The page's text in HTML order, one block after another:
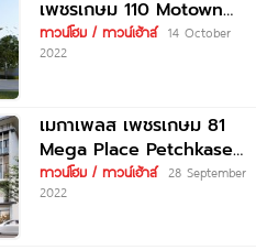
เพชรเกษม 110 Motown
Lite Petchkasem 110 ราคา
เริ่ม 2.59
ทาวน์โฮม / ทาวน์เฮ้าส์ 14 October
2022
เมกาเพลส เพชรเกษม 81
Mega Place Petchkasem
81 ราคาเริ่มต้น 4.99 ล้าน
บาท*
ทาวน์โฮม / ทาวน์เฮ้าส์ 28 September
2022